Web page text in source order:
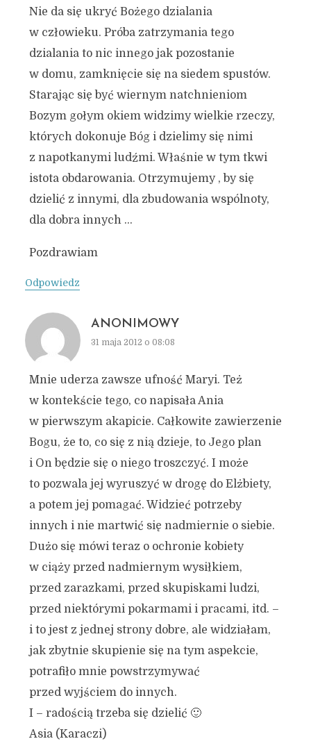
Nie da się ukryć Bożego dzialania
w człowieku. Próba zatrzymania tego
dzialania to nic innego jak pozostanie
w domu, zamknięcie się na siedem spustów.
Starając się być wiernym natchnieniom
Bozym gołym okiem widzimy wielkie rzeczy,
których dokonuje Bóg i dzielimy się nimi
z napotkanymi ludźmi. Właśnie w tym tkwi
istota obdarowania. Otrzymujemy , by się
dzielić z innymi, dla zbudowania wspólnoty,
dla dobra innych …
Pozdrawiam
Odpowiedz
ANONIMOWY
31 maja 2012 o 08:08
Mnie uderza zawsze ufność Maryi. Też
w kontekście tego, co napisała Ania
w pierwszym akapicie. Całkowite zawierzenie
Bogu, że to, co się z nią dzieje, to Jego plan
i On będzie się o niego troszczyć. I może
to pozwala jej wyruszyć w drogę do Elżbiety,
a potem jej pomagać. Widzieć potrzeby
innych i nie martwić się nadmiernie o siebie.
Dużo się mówi teraz o ochronie kobiety
w ciąży przed nadmiernym wysiłkiem,
przed zarazkami, przed skupiskami ludzi,
przed niektórymi pokarmami i pracami, itd. –
i to jest z jednej strony dobre, ale widziałam,
jak zbytnie skupienie się na tym aspekcie,
potrafiło mnie powstrzymywać
przed wyjściem do innych.
I – radością trzeba się dzielić 🙂
Asia (Karaczi)